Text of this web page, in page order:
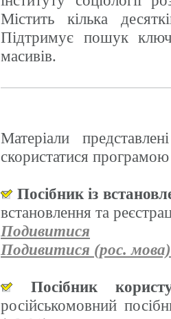
Містить кілька
Підтримує пошук
масивів.
Матеріали
скористатися
Посібник із
встановлення та
Подивитися
Подивитися (рос. мова)
Посібник
російськомовний